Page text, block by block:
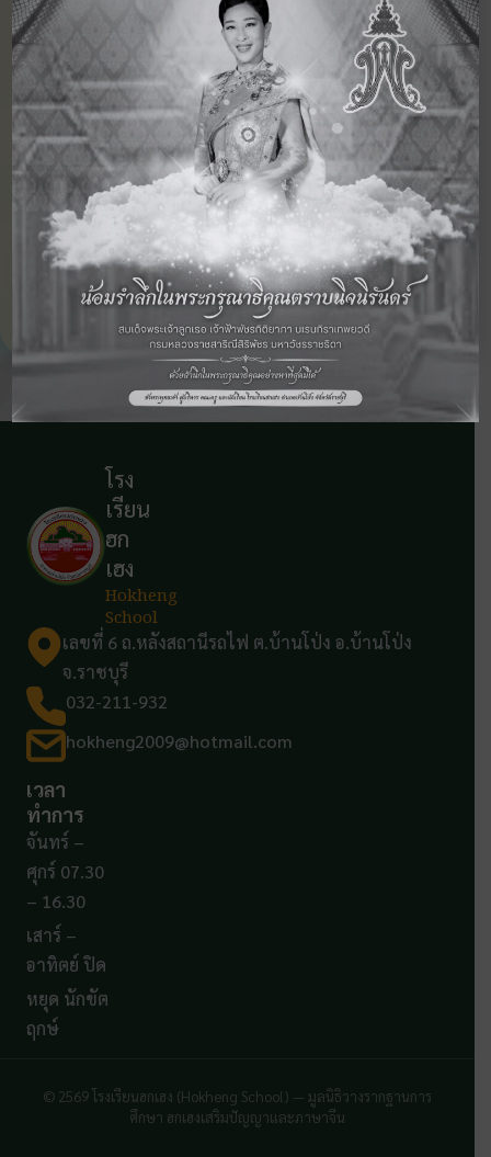
นางสาวสมจิตร ทองสุข
เจ้าหน้าที่อนามัย
โรง
เรียน
ฮก
เฮง
Hokheng
School
เลขที่ 6 ถ.หลังสถานีรถไฟ ต.บ้านโป่ง อ.บ้านโป่ง
จ.ราชบุรี
032-211-932
hokheng2009@hotmail.com
เวลา
ทำการ
จันทร์ –
ศุกร์ 07.30
– 16.30
เสาร์ –
อาทิตย์ ปิด
หยุด นักขัต
ฤกษ์
© 2569 โรงเรียนฮกเฮง (Hokheng School) — มูลนิธิวางรากฐานการ
ศึกษา ฮกเฮงเสริมปัญญาและภาษาจีน